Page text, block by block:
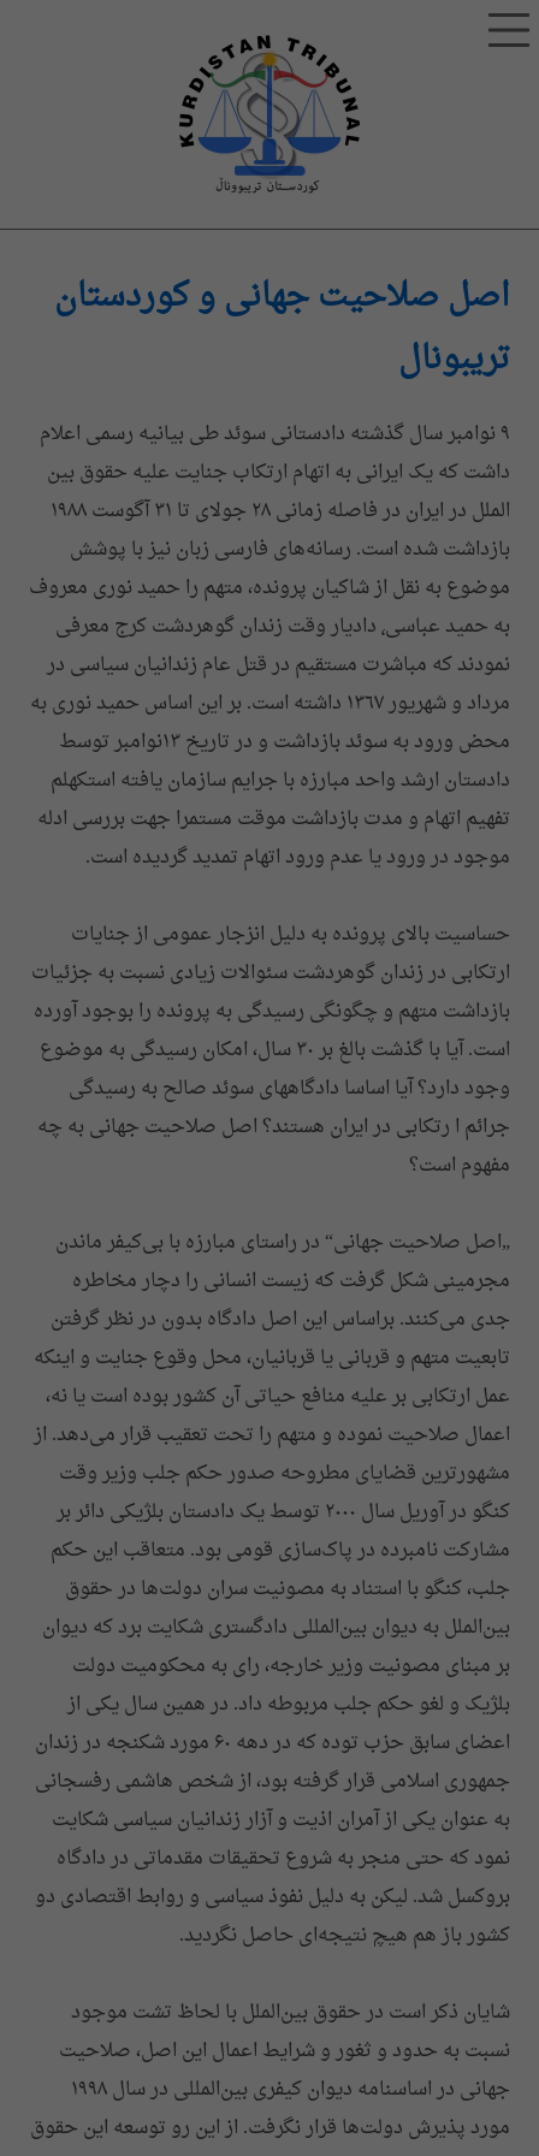
اصل صلاحیت جهانی و کوردستان
تریبونال
۹ نوامبر سال گذشته دادستانی سوئد طی بیانیه رسمی اعلام
داشت که یک ایرانی به اتهام ارتکاب جنایت علیه حقوق بین
الملل در ایران در فاصله زمانی ٢٨ جولای تا ٣١ آگوست ١٩٨٨
بازداشت شده است. رسانه‌های فارسی زبان نیز با پوشش
موضوع به نقل از شاکیان پرونده، متهم را حمید نوری معروف
به حمید عباسی٬ دادیار وقت زندان گوهردشت کرج معرفی
نمودند که مباشرت مستقیم در قتل عام زندانیان سیاسی در
مرداد و شهریور ١٣٦٧ داشته است. بر این اساس حمید نوری به
محض ورود به سوئد بازداشت و در تاریخ ۱۳نوامبر توسط
دادستان ارشد واحد مبارزه با جرایم سازمان یافته استکهلم
تفهیم اتهام و مدت بازداشت موقت مستمرا جهت بررسی ادله
موجود در ورود یا عدم ورود اتهام تمدید گردیده است.
حساسیت بالای پرونده به دلیل انزجار عمومی از جنایات
ارتکابی در زندان گوهردشت سئوالات زیادی نسبت به جزئیات
بازداشت متهم و چگونگی رسیدگی به پرونده را بوجود آورده
است. آیا با گذشت بالغ بر ۳۰ سال، امکان رسیدگی به موضوع
وجود دارد؟ آیا اساسا دادگاههای سوئد صالح به رسیدگی
جرائم ا رتکابی در ایران هستند؟ اصل صلاحیت جهانی به چه
مفهوم است؟
„اصل صلاحیت جهانی“ در راستای مبارزه با بی‌کیفر ماندن
مجرمینی شکل گرفت که زیست انسانی را دچار مخاطره
جدی می‌کنند. براساس این اصل دادگاه بدون در نظر گرفتن
تابعیت متهم و قربانی یا قربانیان، محل وقوع جنایت و اینکه
عمل ارتکابی بر علیه منافع حیاتی آن کشور بوده است یا نه،
اعمال صلاحیت نموده و متهم را تحت تعقیب قرار می‌دهد. از
مشهورترین قضایای مطروحه صدور حکم جلب وزیر وقت
کنگو در آوریل سال ۲۰۰۰ توسط یک دادستان بلژیکی دائر بر
مشارکت نامبرده در پاک‌سازی قومی بود. متعاقب این حکم‌
جلب، کنگو با استناد به مصونیت سران دولت‌ها در حقوق
بین‌الملل به دیوان بین‌المللی دادگستری شکایت برد که دیوان
بر مبنای مصونیت وزیر خارجه، رای به محکومیت دولت
بلژیک و لغو حکم جلب مربوطه داد. در همین سال یکی از
اعضای سابق حزب توده که در دهه ۶۰ مورد شکنجه در زندان
جمهوری اسلامی قرار گرفته بود، از شخص هاشمی رفسجانی
به عنوان یکی از آمران اذیت و آزار زندانیان سیاسی شکایت
نمود که حتی منجر به شروع تحقیقات مقدماتی در دادگاه
بروکسل شد. لیکن به دلیل نفوذ سیاسی و روابط اقتصادی دو
کشور باز هم هیچ نتیجه‌ای حاصل نگردید.
شایان ذکر است در حقوق بین‌الملل با لحاظ تشت موجود
نسبت به حدود و ثغور و شرایط اعمال این اصل، صلاحیت
جهانی در اساسنامه دیوان کیفری بین‌المللی در سال ۱۹۹٨
مورد پذیرش دولت‌ها قرار نگرفت. از این رو توسعه این حقوق